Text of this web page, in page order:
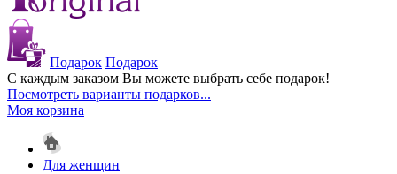
Подарок Подарок
С каждым заказом Вы можете выбрать себе подарок!
Посмотреть варианты подарков...
Моя корзина
Для женщин